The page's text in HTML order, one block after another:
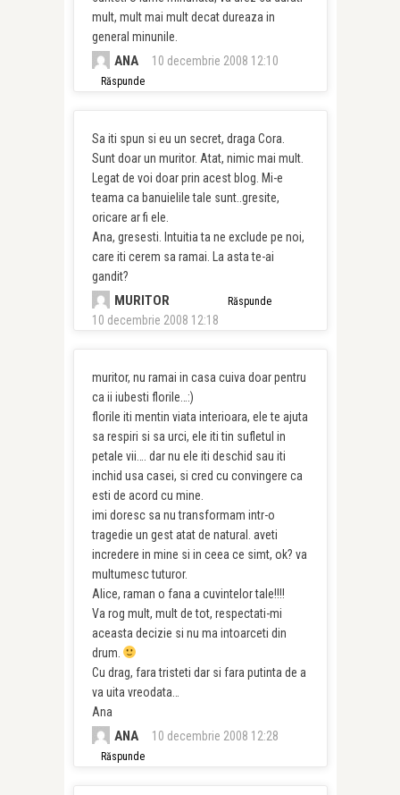
mult, mult mai mult decat dureaza in
general minunile.
ANA 10 decembrie 2008 12:10
Răspunde
Sa iti spun si eu un secret, draga Cora.
Sunt doar un muritor. Atat, nimic mai mult.
Legat de voi doar prin acest blog. Mi-e
teama ca banuielile tale sunt..gresite,
oricare ar fi ele.
Ana, gresesti. Intuitia ta ne exclude pe noi,
care iti cerem sa ramai. La asta te-ai
gandit?
MURITOR
10 decembrie 2008 12:18
Răspunde
muritor, nu ramai in casa cuiva doar pentru
ca ii iubesti florile…:)
florile iti mentin viata interioara, ele te ajuta
sa respiri si sa urci, ele iti tin sufletul in
petale vii…. dar nu ele iti deschid sau iti
inchid usa casei, si cred cu convingere ca
esti de acord cu mine.
imi doresc sa nu transformam intr-o
tragedie un gest atat de natural. aveti
incredere in mine si in ceea ce simt, ok? va
multumesc tuturor.
Alice, raman o fana a cuvintelor tale!!!!
Va rog mult, mult de tot, respectati-mi
aceasta decizie si nu ma intoarceti din
drum.
Cu drag, fara tristeti dar si fara putinta de a
va uita vreodata…
Ana
ANA 10 decembrie 2008 12:28
Răspunde